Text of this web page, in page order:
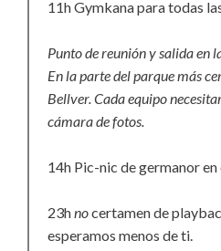
11h Gymkana para todas
Punto de reunión y salida en
En la parte del parque más
Bellver. Cada equipo
cámara de fotos.
14h Pic-nic de germanor en
23hnocertamen de
esperamos menos de ti.